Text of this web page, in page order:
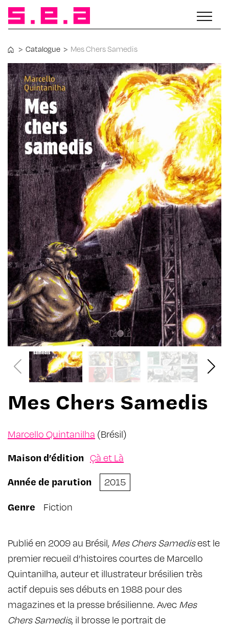
> Catalogue > Mes Chers Samedis
Mes Chers Samedis
Marcello Quintanilha (Brésil)
Maison d’édition Çà et Là
Année de parution
2015
Genre
Fiction
Publié en 2009 au Brésil, Mes Chers Samedisest le
premier recueil d’histoires courtes de Marcello
Quintanilha, auteur et illustrateur brésilien très
actif depuis ses débuts en 1988 pour des
magazines et la presse brésilienne. Avec Mes
Chers Samedis, il brosse le portrait de